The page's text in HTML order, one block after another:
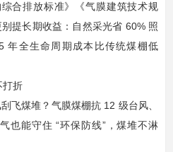
合排放标准》《气膜建筑技术规
提长期收益：自然采光省 60% 照
年全生命周期成本比传统煤棚低
打折​
飞煤堆？​气膜煤棚抗 12 级台风、
也能守住 “环保防线”，煤堆不淋